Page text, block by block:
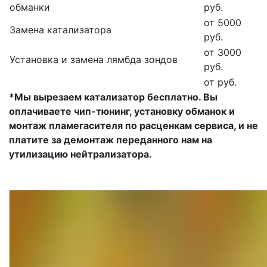
обманки
руб.
Замена катализатора
от 5000
руб.
Установка и замена лямбда зондов
от 3000
руб.
от руб.
*Мы вырезаем катализатор бесплатно. Вы
оплачиваете чип-тюнинг, установку обманок и
монтаж пламегасителя по расценкам сервиса, и не
платите за демонтаж переданного нам на
утилизацию нейтрализатора.